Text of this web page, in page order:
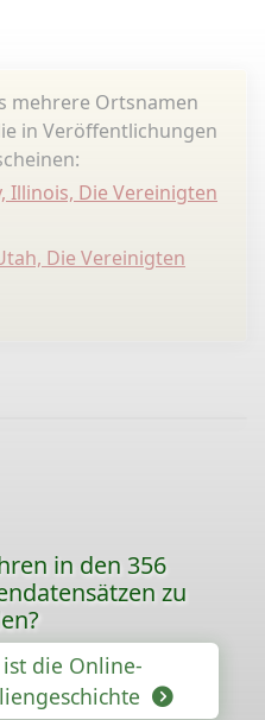
mehrere Ortsnamen
in Veröffentlichungen
Illinois, Die Vereinigten
Die Vereinigten
in den 356
zu
die Online-